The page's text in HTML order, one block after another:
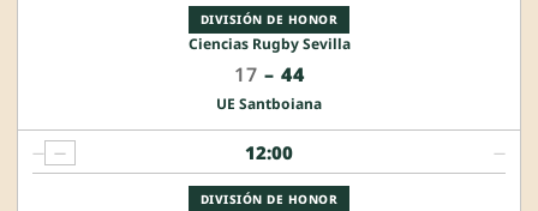
DIVISIÓN DE HONOR
Ciencias Rugby Sevilla
17 – 44
UE Santboiana
12:00
DIVISIÓN DE HONOR
— — —